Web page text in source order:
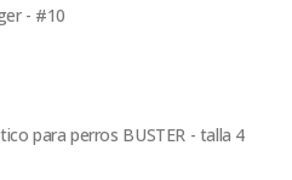
- #10
para perros BUSTER - talla 4